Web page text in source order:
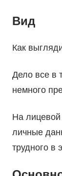
Вид
Как
Дело все в
немного
На лицевой
личные
трудного в